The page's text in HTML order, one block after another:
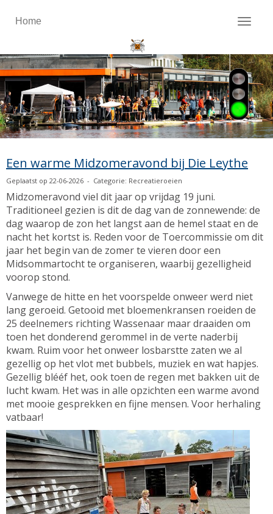
Home
Een warme Midzomeravond bij Die Leythe
Geplaatst op 22-06-2026 - Categorie: Recreatieroeien
Midzomeravond viel dit jaar op vrijdag 19 juni.
Traditioneel gezien is dit de dag van de zonnewende: de
dag waarop de zon het langst aan de hemel staat en de
nacht het kortst is. Reden voor de Toercommissie om dit
jaar het begin van de zomer te vieren door een
Midsommartocht te organiseren, waarbij gezelligheid
voorop stond.
Vanwege de hitte en het voorspelde onweer werd niet
lang geroeid. Getooid met bloemenkransen roeiden de
25 deelnemers richting Wassenaar maar draaiden om
toen het donderend gerommel in de verte naderbij
kwam. Ruim voor het onweer losbarstte zaten we al
gezellig op het vlot met bubbels, muziek en wat hapjes.
Gezellig blééf het, ook toen de regen met bakken uit de
lucht kwam. Het was in alle opzichten een warme avond
met mooie gesprekken en fijne mensen. Voor herhaling
vatbaar!